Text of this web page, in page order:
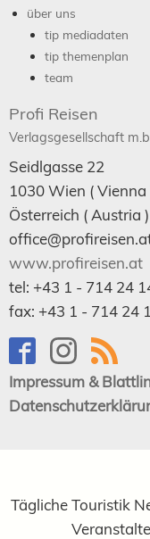
über uns
tip mediadaten
tip themenplan
team
Profi Reisen
Verlagsgesellschaft
Seidlgasse 22
1030Wien ( Vienna
Österreich ( Austria )
www.profireisen.at
tel: +43 1 - 714 24
fax: +43 1 - 714 24
Impressum &
Tägliche Touristik